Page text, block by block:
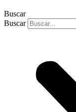
Buscar
Buscar